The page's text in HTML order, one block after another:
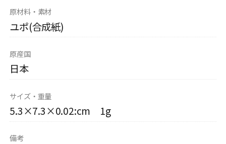
原材料・素材
ユポ(合成紙)
原産国
日本
サイズ・重量
5.3×7.3×0.02:cm 1g
備考